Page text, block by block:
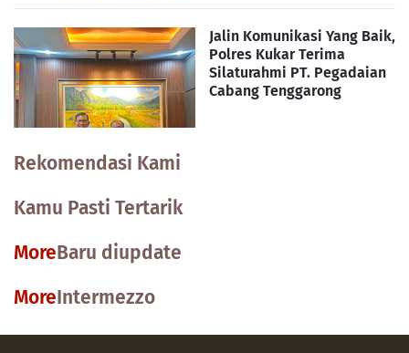
Jalin Komunikasi Yang Baik,
Polres Kukar Terima
Silaturahmi PT. Pegadaian
Cabang Tenggarong
Rekomendasi Kami
Kamu Pasti Tertarik
MoreBaru diupdate
MoreIntermezzo